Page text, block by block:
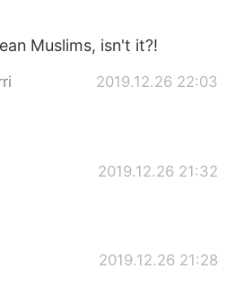
Muslims, isn't it?!
2019.12.26 22:03
2019.12.26 21:32
2019.12.26 21:28